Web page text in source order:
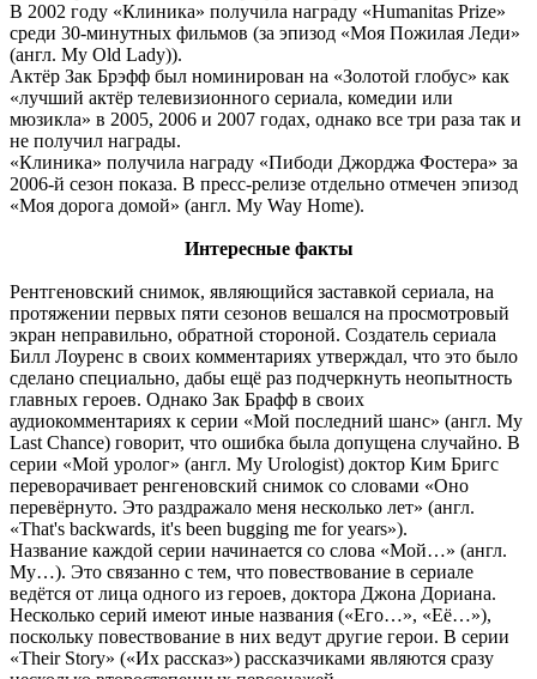
В 2002 году «Клиника» получила награду «Humanitas Prize»
среди 30-минутных фильмов (за эпизод «Моя Пожилая Леди»
(англ. My Old Lady)).
Актёр Зак Брэфф был номинирован на «Золотой глобус» как
«лучший актёр телевизионного сериала, комедии или
мюзикла» в 2005, 2006 и 2007 годах, однако все три раза так и
не получил награды.
«Клиника» получила награду «Пибоди Джорджа Фостера» за
2006-й сезон показа. В пресс-релизе отдельно отмечен эпизод
«Моя дорога домой» (англ. My Way Home).
Интересные факты
Рентгеновский снимок, являющийся заставкой сериала, на
протяжении первых пяти сезонов вешался на просмотровый
экран неправильно, обратной стороной. Создатель сериала
Билл Лоуренс в своих комментариях утверждал, что это было
сделано специально, дабы ещё раз подчеркнуть неопытность
главных героев. Однако Зак Брафф в своих
аудиокомментариях к серии «Мой последний шанс» (англ. My
Last Chance) говорит, что ошибка была допущена случайно. В
серии «Мой уролог» (англ. My Urologist) доктор Ким Бригс
переворачивает ренгеновский снимок со словами «Оно
перевёрнуто. Это раздражало меня несколько лет» (англ.
«That's backwards, it's been bugging me for years»).
Название каждой серии начинается со слова «Мой…» (англ.
My…). Это связанно с тем, что повествование в сериале
ведётся от лица одного из героев, доктора Джона Дориана.
Несколько серий имеют иные названия («Его…», «Её…»),
поскольку повествование в них ведут другие герои. В серии
«Their Story» («Их рассказ») рассказчиками являются сразу